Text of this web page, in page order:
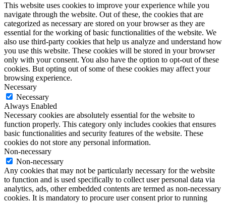
This website uses cookies to improve your experience while you
navigate through the website. Out of these, the cookies that are
categorized as necessary are stored on your browser as they are
essential for the working of basic functionalities of the website. We
also use third-party cookies that help us analyze and understand how
you use this website. These cookies will be stored in your browser
only with your consent. You also have the option to opt-out of these
cookies. But opting out of some of these cookies may affect your
browsing experience.
Necessary
Necessary
Always Enabled
Necessary cookies are absolutely essential for the website to
function properly. This category only includes cookies that ensures
basic functionalities and security features of the website. These
cookies do not store any personal information.
Non-necessary
Non-necessary
Any cookies that may not be particularly necessary for the website
to function and is used specifically to collect user personal data via
analytics, ads, other embedded contents are termed as non-necessary
cookies. It is mandatory to procure user consent prior to running